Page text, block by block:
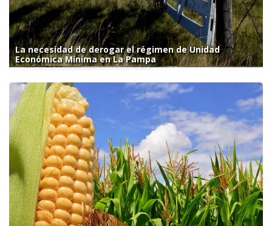
La necesidad de derogar el régimen de Unidad
Económica Mínima en La Pampa